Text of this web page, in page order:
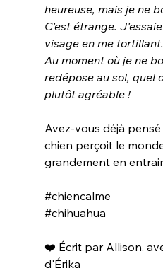
heureuse, mais je ne
C'est étrange.
visage en me tortillant.
Au moment où je ne
redépose au sol, quel
plutôt agréable !
Avez-vous déjà
chien perçoit le
grandement en
#chiencalme
#chihuahua
❤️ Écrit par Allison,
d'Érika